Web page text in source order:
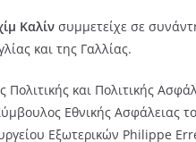
Καλίν συμμετείχε σε
και της Γαλλίας.
και Πολιτικής
Εθνικής Ασφάλειας
Εξωτερικών Philippe